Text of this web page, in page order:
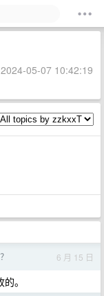
05-07 10:42:19
6 月 15 日
。